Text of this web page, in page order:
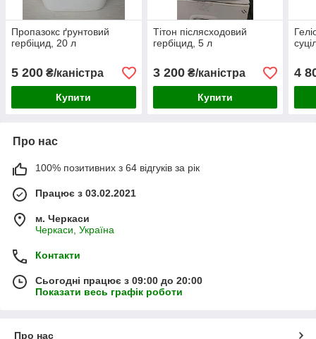
Пропазокс ґрунтовий
гербіцид, 20 л
5 200 ₴/каністра
Купити
Тітон післясходовий
гербіцид, 5 л
3 200₴/каністра
Купити
4
Про нас
100% позитивних з 64 відгуків за рік
Працює з 03.02.2021
м. Черкаси
Черкаси, Україна
Контакти
Сьогодні працює з 09:00 до 20:00
Показати весь графік роботи
Про нас